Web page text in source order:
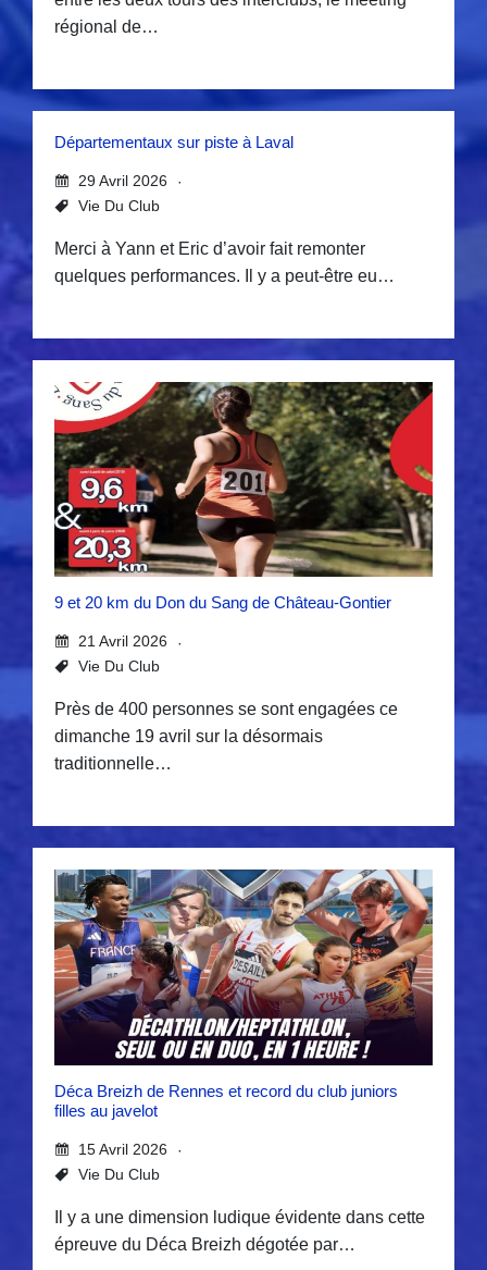
régional de…
Départementaux sur piste à Laval
29 Avril 2026
Vie Du Club
Merci à Yann et Eric d’avoir fait remonter
quelques performances. Il y a peut-être eu…
9 et 20 km du Don du Sang de Château-Gontier
21 Avril 2026
Vie Du Club
Près de 400 personnes se sont engagées ce
dimanche 19 avril sur la désormais
traditionnelle…
Déca Breizh de Rennes et record du club juniors
filles au javelot
15 Avril 2026
Vie Du Club
Il y a une dimension ludique évidente dans cette
épreuve du Déca Breizh dégotée par…